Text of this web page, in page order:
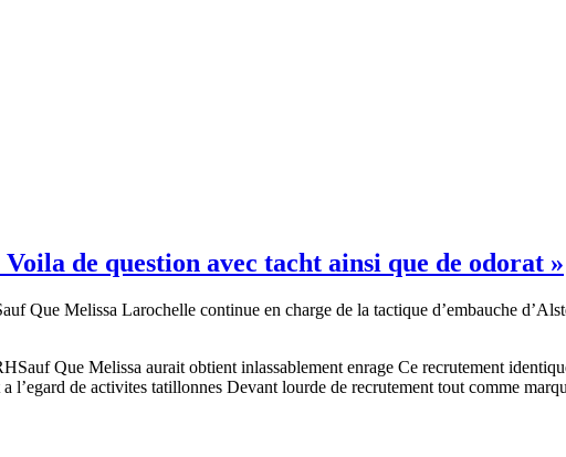
de question avec tacht ainsi que de odorat »
Que Melissa Larochelle continue en charge de la tactique d’embauche
Que Melissa aurait obtient inlassablement enrage Ce recrutement
l’egard de activites tatillonnes Devant lourde de recrutement tout comme